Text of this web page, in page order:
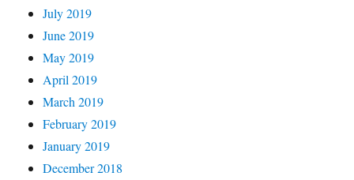
July 2019
June 2019
May 2019
April 2019
March 2019
February 2019
January 2019
December 2018